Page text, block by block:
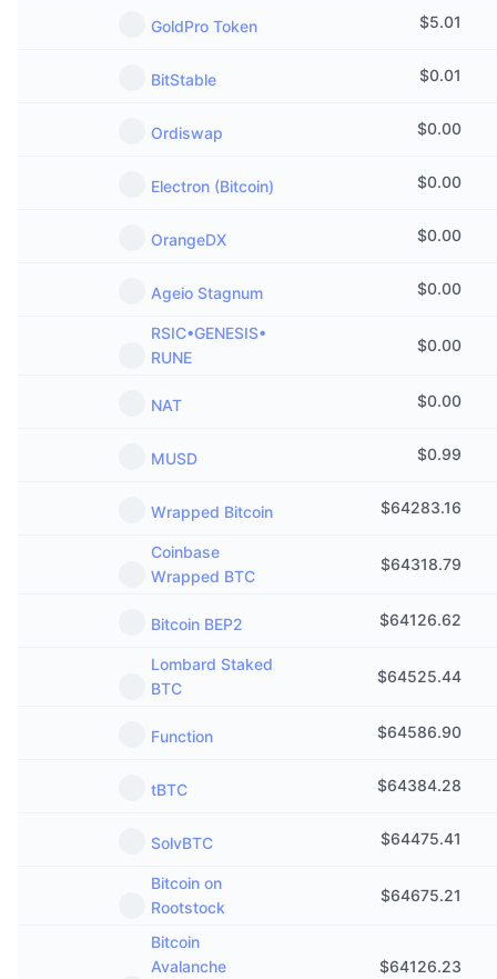
GoldPro Token $5.01
BitStable $0.01
Ordiswap $0.00
Electron (Bitcoin) $0.00
OrangeDX $0.00
Ageio Stagnum $0.00
RSIC•GENESIS•
RUNE
$0.00
NAT $0.00
MUSD $0.99
Wrapped Bitcoin $64283.16
Coinbase
Wrapped BTC
$64318.79
Bitcoin BEP2 $64126.62
Lombard Staked
BTC
$64525.44
Function $64586.90
tBTC $64384.28
SolvBTC $64475.41
Bitcoin on
Rootstock
$64675.21
Bitcoin
Avalanche
$64126.23